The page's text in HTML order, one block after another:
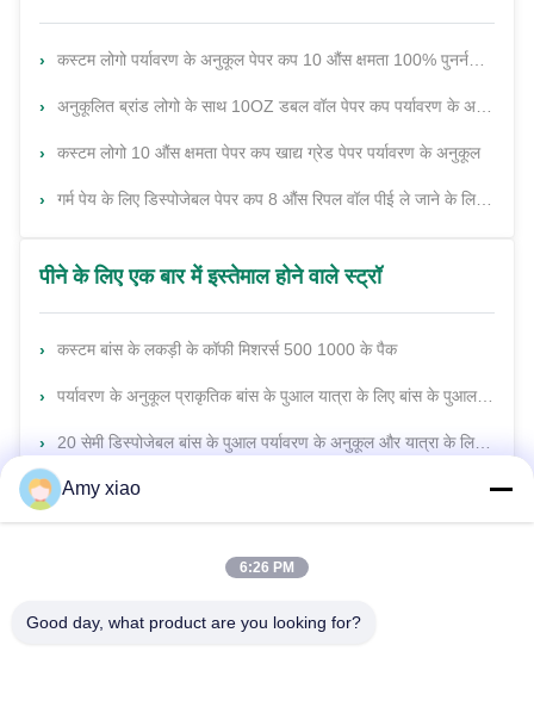
कस्टम लोगो पर्यावरण के अनुकूल पेपर कप 10 औंस क्षमता 100% पुनर्नवीनीकरण सामग्री एकल दीवार
अनुकूलित ब्रांड लोगो के साथ 10OZ डबल वॉल पेपर कप पर्यावरण के अनुकूल
कस्टम लोगो 10 औंस क्षमता पेपर कप खाद्य ग्रेड पेपर पर्यावरण के अनुकूल
गर्म पेय के लिए डिस्पोजेबल पेपर कप 8 औंस रिपल वॉल पीई ले जाने के लिए ले जाने के लिए लेपित पेपर कप
पीने के लिए एक बार में इस्तेमाल होने वाले स्ट्रॉ
कस्टम बांस के लकड़ी के कॉफी मिशरर्स 500 1000 के पैक
पर्यावरण के अनुकूल प्राकृतिक बांस के पुआल यात्रा के लिए बांस के पुआल थोक बांस के पुआल उच्च गुणवत्ता
20 सेमी डिस्पोजेबल बांस के पुआल पर्यावरण के अनुकूल और यात्रा के लिए प्राकृतिक
प्राकृतिक बांस के पुआल पेय के लिए प्लास्टिक के पुआल का पर्यावरणीय विकल्प
Amy xiao
6:26 PM
Good day, what product are you looking for?